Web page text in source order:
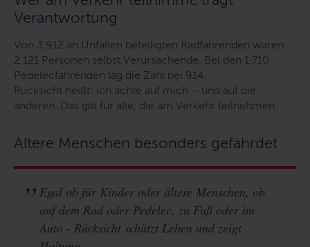
Verantwortung
Von 3.912 an Unfällen beteiligten Radfahrenden waren
2.121 Personen selbst Verursachende. Bei den 1.710
Pedelecfahrenden lag die Zahl bei 914.
Rücksicht heißt: Ich achte auf mich – und auf die
anderen. Das gilt für alle, die am Verkehr teilnehmen.
Ältere Menschen besonders gefährdet
Egal ob für Kinder oder ältere Menschen, ob
auf dem Rad oder Pedelec, zu Fuß oder im
Auto - Rücksicht schützt Leben und zeigt